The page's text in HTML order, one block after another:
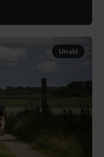
Utvald